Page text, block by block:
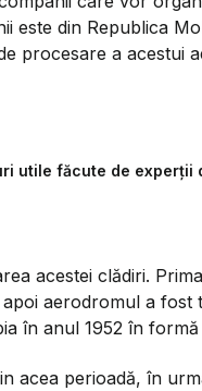
este din Republica
procesare a acestui
utile făcute de experții
acestei clădiri.
aerodromul a
în anul 1952 în
acea perioadă, în